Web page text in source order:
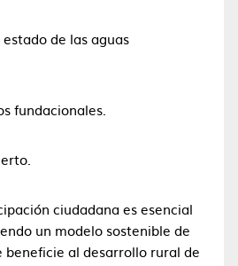
de las aguas
fundacionales.
ciudadana es esencial
un modelo sostenible de
beneficie al desarrollo rural de